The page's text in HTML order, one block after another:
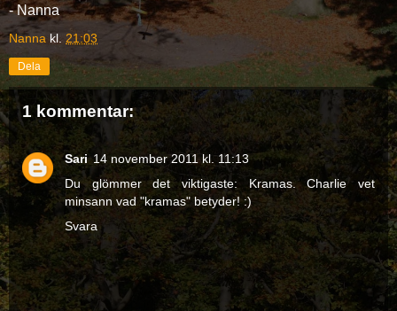
- Nanna
Nanna kl. 21:03
Dela
1 kommentar:
Sari 14 november 2011 kl. 11:13
Du glömmer det viktigaste: Kramas. Charlie vet
minsann vad "kramas" betyder! :)
Svara